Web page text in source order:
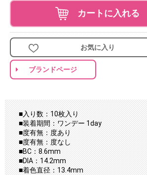
カートに入れる
お気に入り
ブランドページ
■入り数：10枚入り
■装着期間：ワンデー 1day
■度有無：度あり
■度有無：度なし
■BC：8.6mm
■DIA：14.2mm
■着色直径：13.4mm